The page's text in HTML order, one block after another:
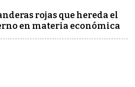
rojas que hereda el
en materia económica